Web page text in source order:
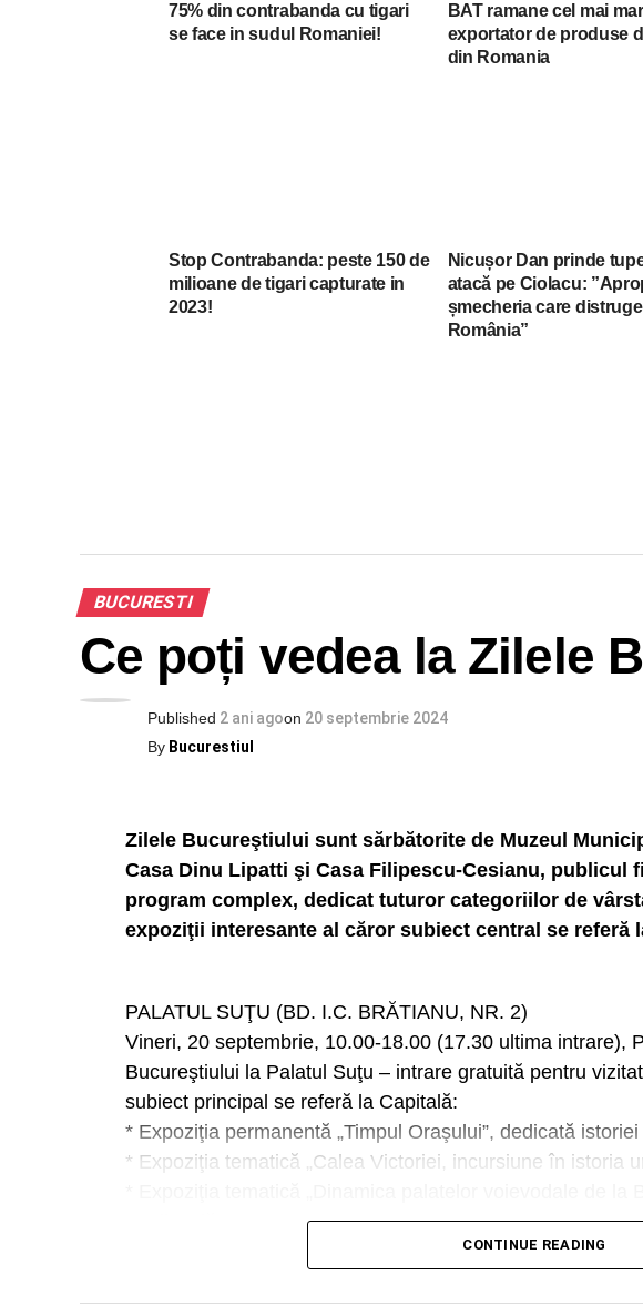
75% din contrabanda cu tigari
se face in sudul Romaniei!
BAT ramane cel mai
exportator de produse
din Romania
Stop Contrabanda: peste 150 de
milioane de tigari capturate in
2023!
Nicușor Dan prinde
atacă pe Ciolacu:
șmecheria care distruge
România”
BUCURESTI
Ce poți vedea la Zilele
Published 2 ani agoon 20 septembrie 2024
By Bucurestiul
Zilele Bucureştiului sunt sărbătorite de Muzeul
Casa Dinu Lipatti şi Casa Filipescu-Cesianu, publicul
program complex, dedicat tuturor categoriilor de
expoziţii interesante al căror subiect central se referă
PALATUL SUŢU (BD. I.C. BRĂTIANU, NR. 2)
Vineri, 20 septembrie, 10.00-18.00 (17.30 ultima intrare),
Bucureştiului la Palatul Suţu – intrare gratuită pentru
subiect principal se referă la Capitală:
* Expoziţia permanentă „Timpul Oraşului”, dedicată
* Expoziţia tematică „Calea Victoriei, incursiune în istoria
* Expoziţia tematică „Arheologie digitală: Trecutul
CONTINUE READING